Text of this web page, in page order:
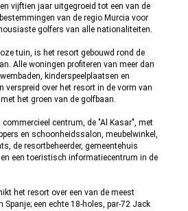
vijftien jaar uitgegroeid tot een van de
van de regio Murcia voor
golfers van alle nationaliteiten.
tuin, is het resort gebouwd rond de
Alle woningen profiteren van meer dan
kinderspeelplaatsen en
verspreid over het resort in de vorm van
het groen van de golfbaan.
commercieel centrum, de "Al Kasar", met
en schoonheidssalon, meubelwinkel,
de resortbeheerder, gemeentehuis
een toeristisch informatiecentrum in de
het resort over een van de meest
een echte 18-holes, par-72 Jack